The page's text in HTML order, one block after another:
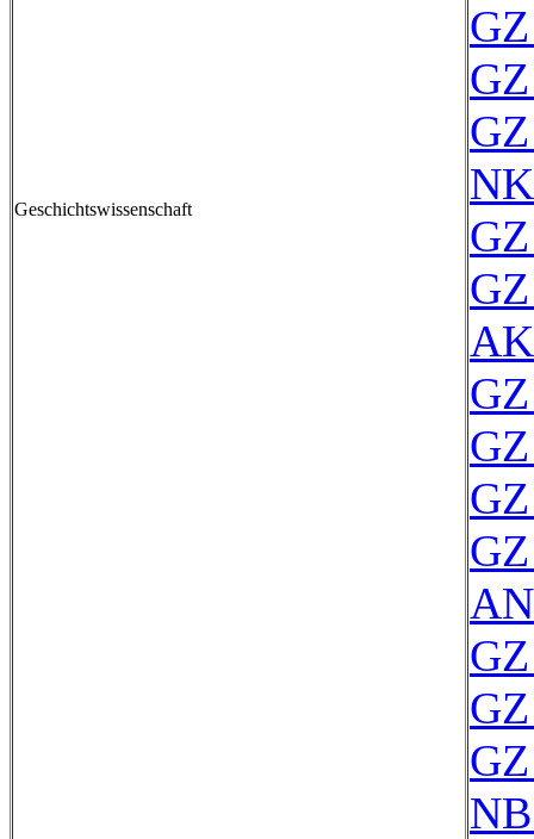
Geschichtswissenschaft